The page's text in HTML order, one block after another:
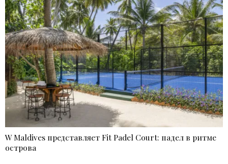
W Maldives представляет Fit Padel Court: падел в ритме
острова